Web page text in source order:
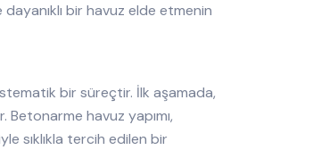
bir havuz elde etmenin
bir süreçtir. İlk aşamada,
havuz yapımı,
sıklıkla tercih edilen bir